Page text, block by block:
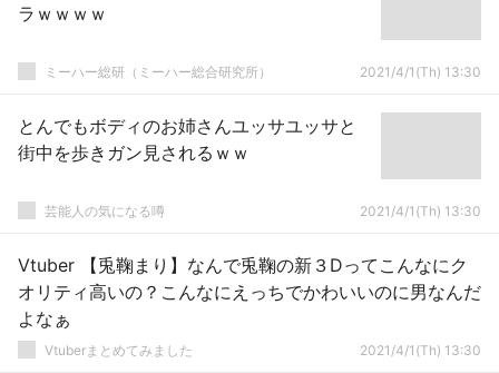
ラｗｗｗｗ
ミーハー総研（ミーハー総合研究所） 2021/4/1(Th) 13:30
とんでもボディのお姉さんユッサユッサと
街中を歩きガン見されるｗｗ
芸能人の気になる噂 2021/4/1(Th) 13:30
Vtuber 【兎鞠まり】なんで兎鞠の新３Dってこんなにク
オリティ高いの？こんなにえっちでかわいいのに男なんだ
よなぁ
Vtuberまとめてみました 2021/4/1(Th) 13:30